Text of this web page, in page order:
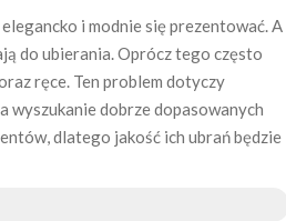
i modnie się prezentować. A
do ubierania. Oprócz tego często
ręce. Ten problem dotyczy
wyszukanie dobrze dopasowanych
dlatego jakość ich ubrań będzie